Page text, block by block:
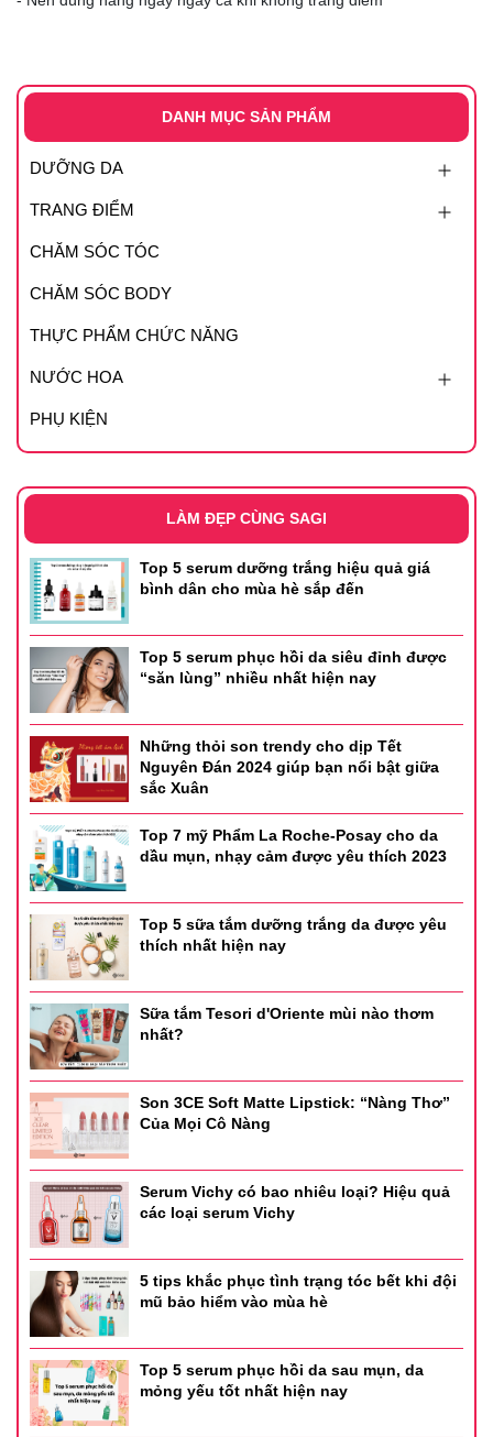
DANH MỤC SẢN PHẨM
DƯỠNG DA
TRANG ĐIỂM
CHĂM SÓC TÓC
CHĂM SÓC BODY
THỰC PHẨM CHỨC NĂNG
NƯỚC HOA
PHỤ KIỆN
LÀM ĐẸP CÙNG SAGI
Top 5 serum dưỡng trắng hiệu quả giá
bình dân cho mùa hè sắp đến
Top 5 serum phục hồi da siêu đỉnh được
“săn lùng” nhiều nhất hiện nay
Những thỏi son trendy cho dịp Tết
Nguyên Đán 2024 giúp bạn nổi bật giữa
sắc Xuân
Top 7 mỹ Phẩm La Roche-Posay cho da
dầu mụn, nhạy cảm được yêu thích 2023
Top 5 sữa tắm dưỡng trắng da được yêu
thích nhất hiện nay
Sữa tắm Tesori d'Oriente mùi nào thơm
nhất?
Son 3CE Soft Matte Lipstick: “Nàng Thơ”
Của Mọi Cô Nàng
Serum Vichy có bao nhiêu loại? Hiệu quả
các loại serum Vichy
5 tips khắc phục tình trạng tóc bết khi đội
mũ bảo hiểm vào mùa hè
Top 5 serum phục hồi da sau mụn, da
mỏng yếu tốt nhất hiện nay